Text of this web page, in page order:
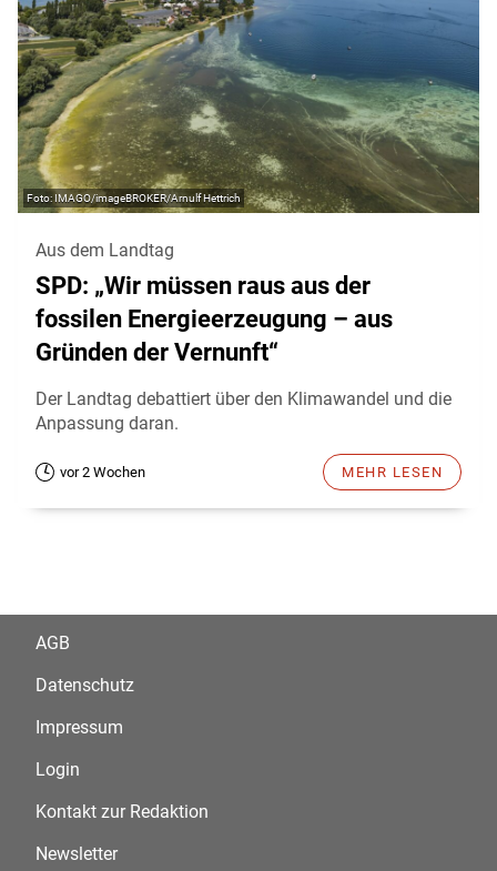
IMAGO/imageBROKER/Arnulf Hettrich
Aus dem Landtag
SPD: „Wir müssen raus aus der
fossilen Energieerzeugung – aus
Gründen der Vernunft“
Der Landtag debattiert über den Klimawandel und die
Anpassung daran.
vor 2 Wochen MEHR LESEN
AGB
Datenschutz
Impressum
Login
Kontakt zur Redaktion
Newsletter